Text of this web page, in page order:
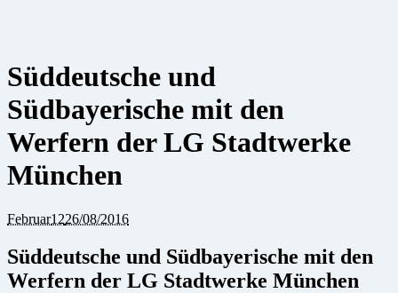
Süddeutsche und
Südbayerische mit den
Werfern der LG Stadtwerke
München
Februar1226/08/2016
Süddeutsche und Südbayerische mit den
Werfern der LG Stadtwerke München